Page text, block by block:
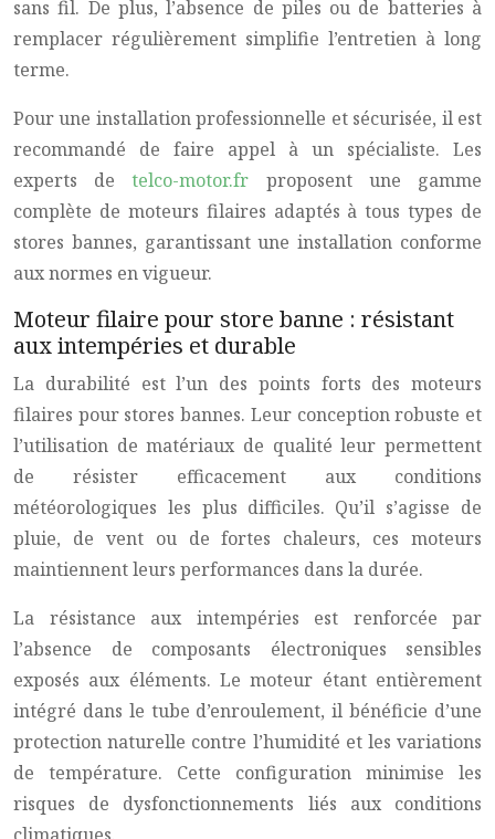
sans fil. De plus, l’absence de piles ou de batteries à
remplacer régulièrement simplifie l’entretien à long
terme.
Pour une installation professionnelle et sécurisée, il est
recommandé de faire appel à un spécialiste. Les
experts detelco-motor.fr proposent une gamme
complète de moteurs filaires adaptés à tous types de
stores bannes, garantissant une installation conforme
aux normes en vigueur.
Moteur filaire pour store banne : résistant
aux intempéries et durable
La durabilité est l’un des points forts des moteurs
filaires pour stores bannes. Leur conception robuste et
l’utilisation de matériaux de qualité leur permettent
de résister efficacement aux conditions
météorologiques les plus difficiles. Qu’il s’agisse de
pluie, de vent ou de fortes chaleurs, ces moteurs
maintiennent leurs performances dans la durée.
La résistance aux intempéries est renforcée par
l’absence de composants électroniques sensibles
exposés aux éléments. Le moteur étant entièrement
intégré dans le tube d’enroulement, il bénéficie d’une
protection naturelle contre l’humidité et les variations
de température. Cette configuration minimise les
risques de dysfonctionnements liés aux conditions